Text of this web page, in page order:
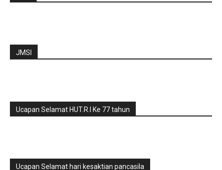
JMSI
Ucapan Selamat HUT.R.I Ke 77 tahun
Ucapan Selamat hari kesaktian pancasila